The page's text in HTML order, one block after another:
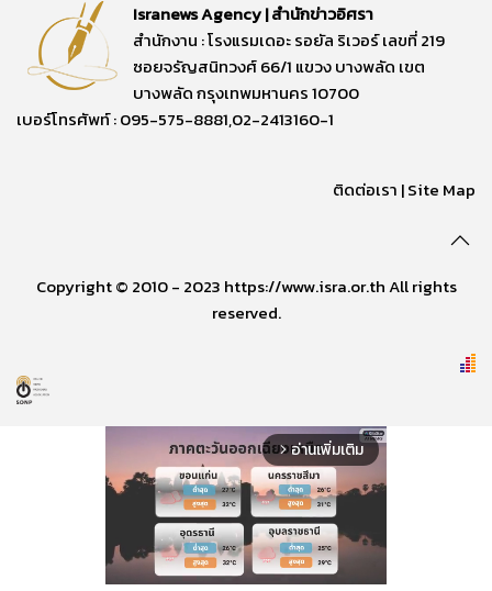
Isranews Agency | สำนักข่าวอิศรา
สำนักงาน : โรงแรมเดอะ รอยัล ริเวอร์ เลขที่ 219
ซอยจรัญสนิทวงศ์ 66/1 แขวง บางพลัด เขต
บางพลัด กรุงเทพมหานคร 10700
เบอร์โทรศัพท์ : 095-575-8881,02-2413160-1
ติดต่อเรา |Site Map
Copyright © 2010 - 2023 https://www.isra.or.th All rights
reserved.
arrow_forward_ios อ่านเพิ่มเติม